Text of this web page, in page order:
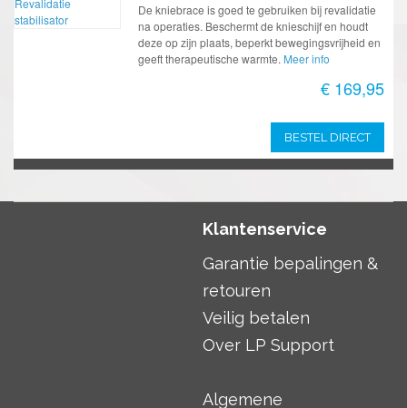
De kniebrace is goed te gebruiken bij revalidatie
na operaties. Beschermt de knieschijf en houdt
deze op zijn plaats, beperkt bewegingsvrijheid en
geeft therapeutische warmte. Meer info
€ 169,95
BESTEL DIRECT
Klantenservice
Garantie bepalingen &
retouren
Veilig betalen
Over LP Support
Algemene